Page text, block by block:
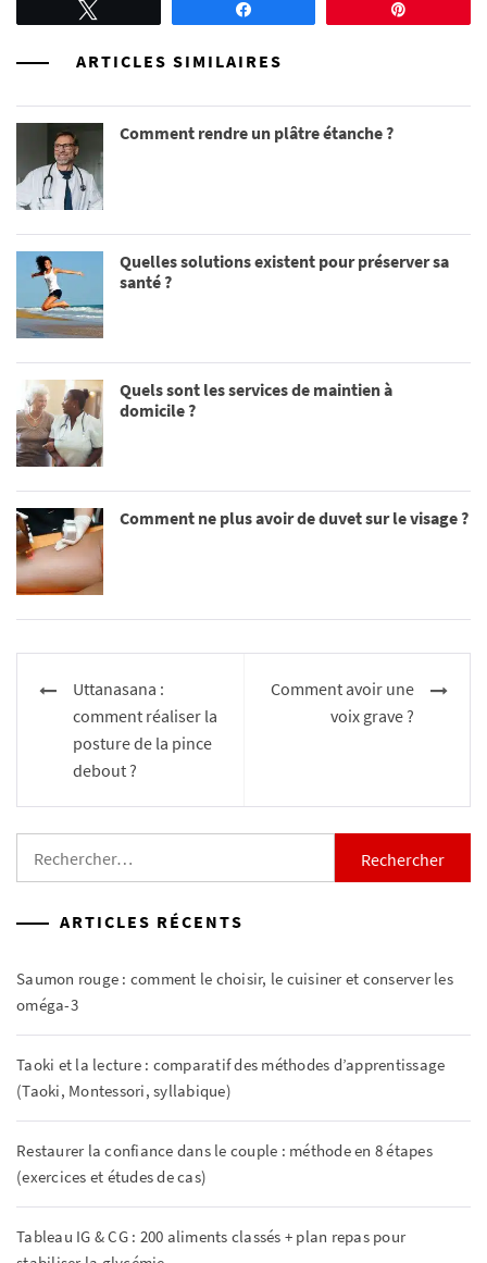
ARTICLES SIMILAIRES
Comment rendre un plâtre étanche ?
Quelles solutions existent pour préserver sa
santé ?
Quels sont les services de maintien à
domicile ?
Comment ne plus avoir de duvet sur le visage ?
Navigation
l’article
Uttanasana :
comment réaliser la
posture de la pince
debout ?
Comment avoir une
voix grave ?
ARTICLES RÉCENTS
Saumon rouge : comment le choisir, le cuisiner et conserver les
oméga-3
Taoki et la lecture : comparatif des méthodes d’apprentissage
(Taoki, Montessori, syllabique)
Restaurer la confiance dans le couple : méthode en 8 étapes
(exercices et études de cas)
Tableau IG & CG : 200 aliments classés + plan repas pour